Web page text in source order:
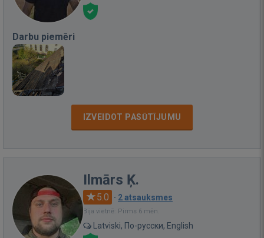
Darbu piemēri
IZVEIDOT PASŪTĪJUMU
Ilmārs Ķ.
5.0 · 2 atsauksmes
Bija vietnē: Pirms 6 mēn.
Latviski, По-русски, English